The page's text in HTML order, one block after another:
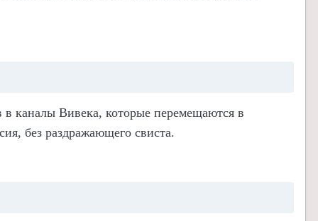
в каналы Вивека, которые перемещаются в
без раздражающего свиста.